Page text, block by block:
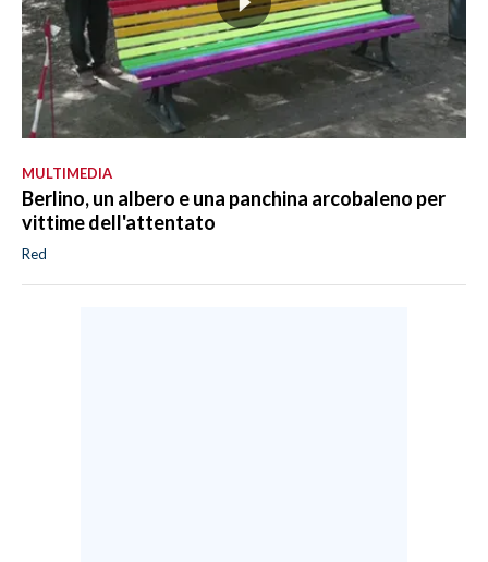
MULTIMEDIA
Berlino, un albero e una panchina arcobaleno per
vittime dell'attentato
Red